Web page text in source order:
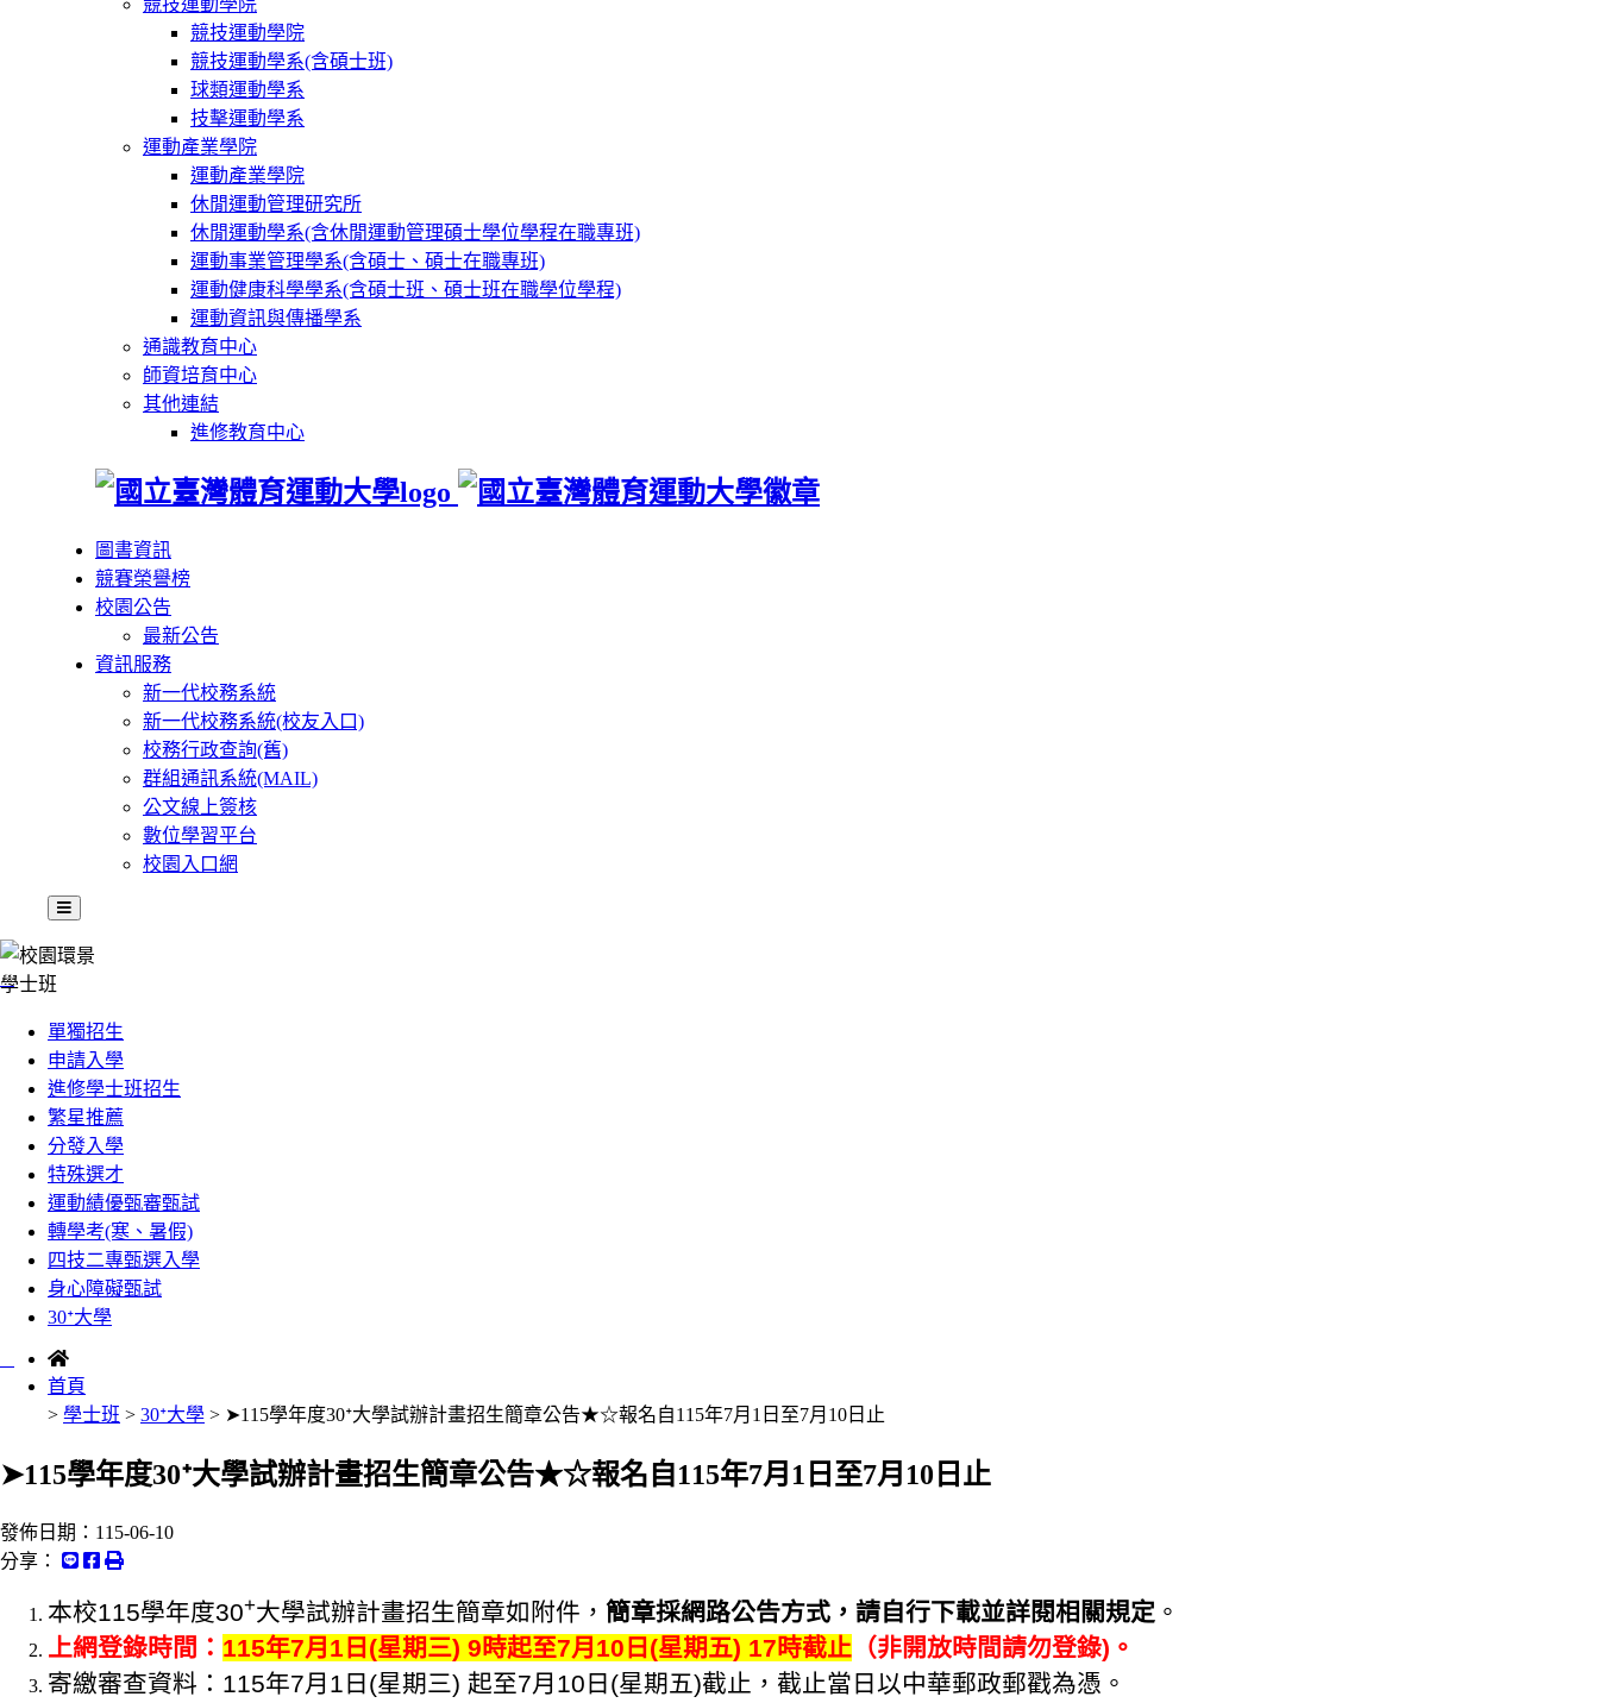
競技運動學院
競技運動學院
競技運動學系(含碩士班)
球類運動學系
技擊運動學系
運動產業學院
運動產業學院
休閒運動管理研究所
休閒運動學系(含休閒運動管理碩士學位學程在職專班)
運動事業管理學系(含碩士、碩士在職專班)
運動健康科學學系(含碩士班、碩士班在職學位學程)
運動資訊與傳播學系
通識教育中心
師資培育中心
其他連結
進修教育中心
圖書資訊
競賽榮譽榜
校園公告
最新公告
資訊服務
新一代校務系統
新一代校務系統(校友入口)
校務行政查詢(舊)
群組通訊系統(MAIL)
公文線上簽核
數位學習平台
校園入口網
:::
學士班
單獨招生
申請入學
進修學士班招生
繁星推薦
分發入學
特殊選才
運動績優甄審甄試
轉學考(寒、暑假)
四技二專甄選入學
身心障礙甄試
30ᐩ大學
首頁
> 學士班 > 30ᐩ大學 > ➤115學年度30ᐩ大學試辦計畫招生簡章公告★☆報名自115年7月1日至7月10日止
➤115學年度30ᐩ大學試辦計畫招生簡章公告★☆報名自115年7月1日至7月10日止
發佈日期： 115-06-10
分享：
本校115學年度30+大學試辦計畫招生簡章如附件， 簡章採網路公告方式，請自行下載並詳閱相關規定 。
上網登錄時間： 115年7月1日(星期三) 9時起至7月10日(星期五) 17時截止 （非開放時間請勿登錄)。
寄繳審查資料：115年7月1日(星期三) 起至7月10日(星期五)截止，截止當日以中華郵政郵戳為憑。